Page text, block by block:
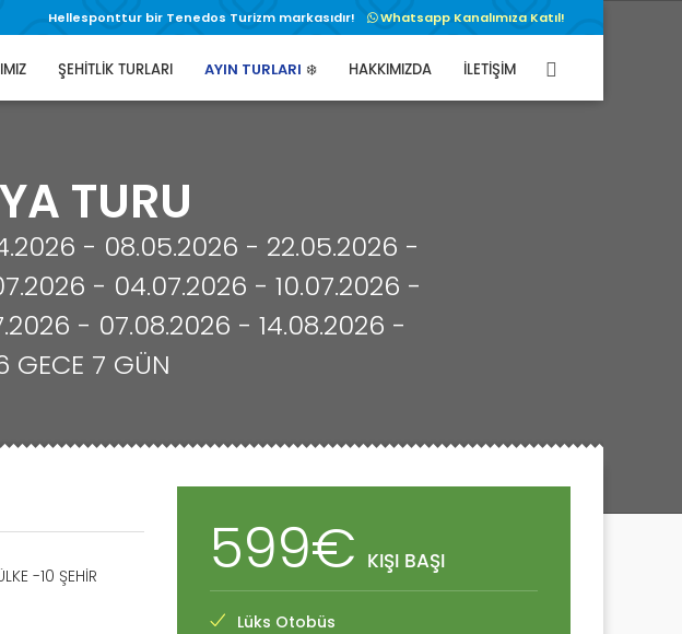
Hellesponttur bir Tenedos Turizm markasıdır! Whatsapp Kanalımıza Katıl!
ŞEHİTLİK TURLARI AYIN TURLARI ❄️ HAKKIMIZDA İLETİŞİM
TURU
- 08.05.2026 - 22.05.2026 -
- 04.07.2026 - 10.07.2026 -
- 07.08.2026 - 14.08.2026 -
GECE 7 GÜN
-10 ŞEHİR
599€ KIŞI BAŞI
Lüks Otobüs